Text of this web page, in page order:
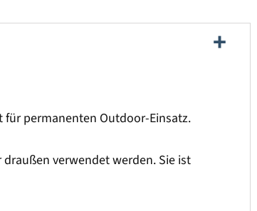
permanenten Outdoor-Einsatz.
verwendet werden. Sie ist